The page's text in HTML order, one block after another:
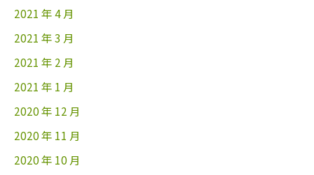
2021 年 4 月
2021 年 3 月
2021 年 2 月
2021 年 1 月
2020 年 12 月
2020 年 11 月
2020 年 10 月